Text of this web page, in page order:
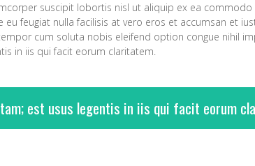
suscipit lobortis nisl ut aliquip ex ea
feugiat nulla facilisis at vero eros et accumsan et
cum soluta nobis eleifend option congue nihil
in iis qui facit eorum claritatem.
est usus legentis in iis qui facit eorum